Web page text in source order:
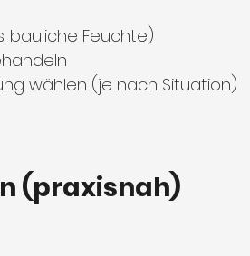
bauliche Feuchte)
wählen (je nach Situation)
(praxisnah)